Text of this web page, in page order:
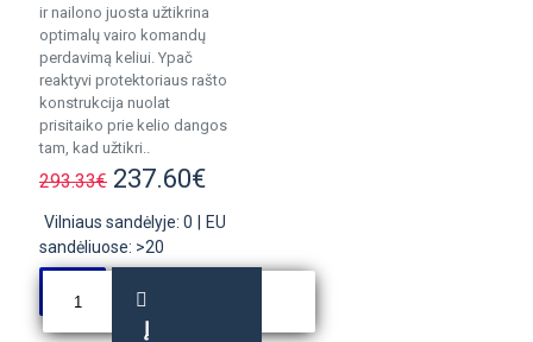
ir nailono juosta užtikrina
optimalų vairo komandų
perdavimą keliui. Ypač
reaktyvi protektoriaus rašto
konstrukcija nuolat
prisitaiko prie kelio dangos
tam, kad užtikri..
293.33€ 237.60€
Vilniaus sandėlyje: 0
EU
sandėliuose: >20
Į